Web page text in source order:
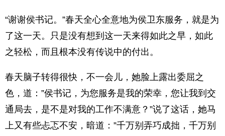
“谢谢侯书记。”春天全心全意地为侯卫东服务，就是为
了这一天。只是没有想到这一天来得如此之早，如此
之轻松，而且根本没有传说中的付出。
春天脑子转得很快，不一会儿，她脸上露出委屈之
色，道：”侯书记，为您服务是我的荣幸，您让我到交
通局去，是不是对我的工作不满意？”说了这话，她马
上又有些忐忑不安，暗道：”千万别弄巧成拙，千万别